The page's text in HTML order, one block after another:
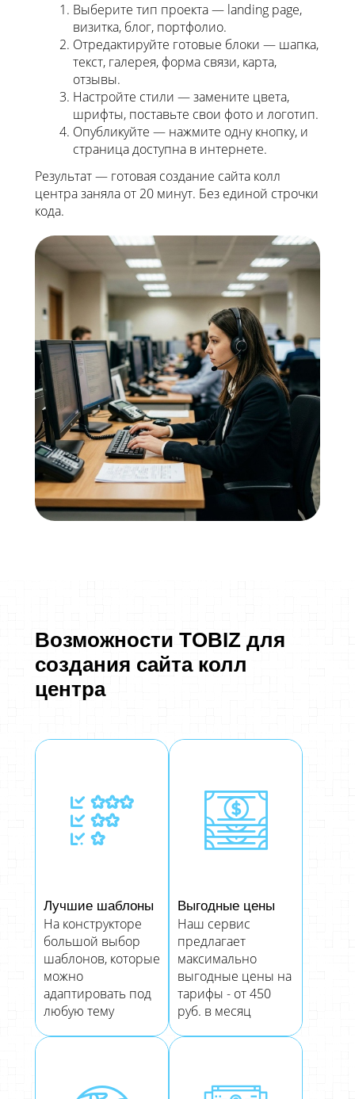
Выберите тип проекта — landing page,
визитка, блог, портфолио.
Отредактируйте готовые блоки — шапка,
текст, галерея, форма связи, карта,
отзывы.
Настройте стили — замените цвета,
шрифты, поставьте свои фото и логотип.
Опубликуйте — нажмите одну кнопку, и
страница доступна в интернете.
Результат — готовая создание сайта колл
центра заняла от 20 минут. Без единой строчки
кода.
Возможности TOBIZ для
создания сайта колл
центра
Лучшие шаблоны
На конструкторе
большой выбор
шаблонов, которые
можно
адаптировать под
любую тему
Выгодные цены
Наш сервис
предлагает
максимально
выгодные цены на
тарифы - от 450
руб. в месяц